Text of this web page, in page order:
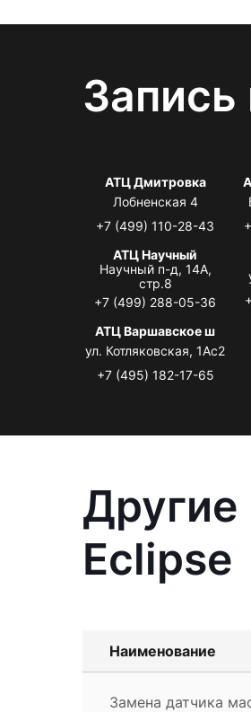
АТЦ Дмитровка
Лобненская 4
+7 (499) 110-28-43
АТЦ Научный
Научный п-д, 14А,
стр.8
+7 (499) 288-05-36
АТЦ Варшавское ш
ул. Котляковская, 1Ас2
+7 (495) 182-17-65
Eclipse
Наименование
Замена датчика